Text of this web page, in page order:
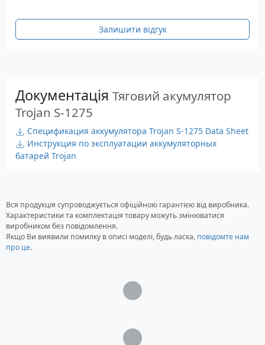
продовжити період життя акумулятора Trojan S-
1275 дозволить унікальний дизайн відстійника
Напруга: 12 Вольт
ємність акумулятора: C5 - 113 Ач; C20 - 145 Аг;
C100 - 155 Аг
Потужність, кВт/год@100ч: 1,74 кВт
Склад: Свинцево-кислотна батарея з рідким
Матеріал: поліпропілен
Габаритні розміри: 329 x 181 x 272 мм
Вага: 35 кг
Залишити відгук
Документація Тяговий акумулятор
Trojan S-1275
Спецификация аккумулятора Trojan S-1275 Data Sheet
Инструкция по эксплуатации аккумуляторных
батарей Trojan
Вся продукція супроводжується офіційною гарантією від виробника.
Характеристики та комплектація товару можуть змінюватися
виробником без повідомлення.
Якщо Ви виявили помилку в описі моделі, будь ласка, повідомте нам
про це.
Загрузка...
Загрузка...